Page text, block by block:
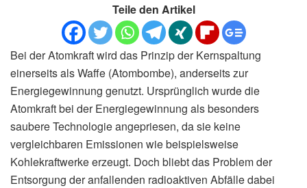
Teile den Artikel
Bei der Atomkraft wird das Prinzip der Kernspaltung
einerseits als Waffe (Atombombe), anderseits zur
Energiegewinnung genutzt. Ursprünglich wurde die
Atomkraft bei der Energiegewinnung als besonders
saubere Technologie angepriesen, da sie keine
vergleichbaren Emissionen wie beispielsweise
Kohlekraftwerke erzeugt. Doch bliebt das Problem der
Entsorgung der anfallenden radioaktiven Abfälle dabei